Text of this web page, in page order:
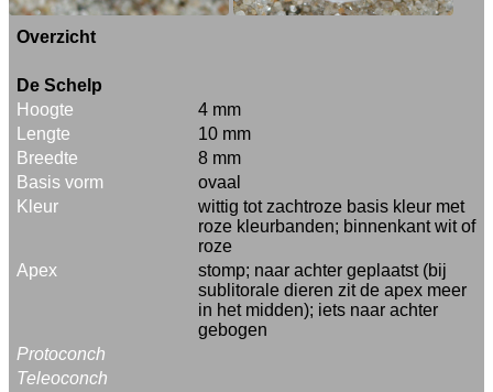
Overzicht
De Schelp
Hoogte
4 mm
Lengte
10 mm
Breedte
8 mm
Basis vorm
ovaal
Kleur
wittig tot zachtroze basis kleur met
roze kleurbanden; binnenkant wit of
roze
Apex
stomp; naar achter geplaatst (bij
sublitorale dieren zit de apex meer
in het midden); iets naar achter
gebogen
Protoconch
Teleoconch